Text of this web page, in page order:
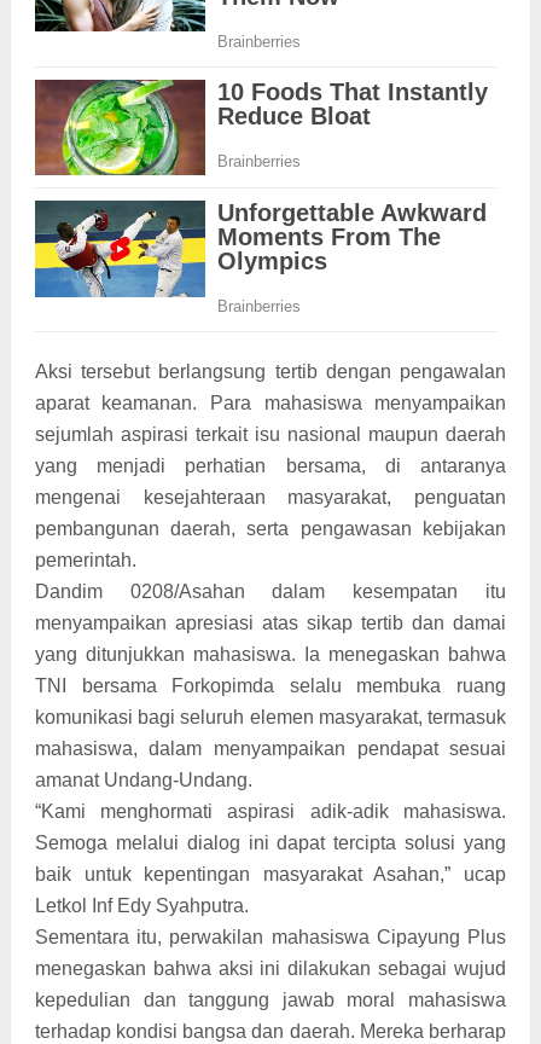
Aksi tersebut berlangsung tertib dengan pengawalan
aparat keamanan. Para mahasiswa menyampaikan
sejumlah aspirasi terkait isu nasional maupun daerah
yang menjadi perhatian bersama, di antaranya
mengenai kesejahteraan masyarakat, penguatan
pembangunan daerah, serta pengawasan kebijakan
pemerintah.
Dandim 0208/Asahan dalam kesempatan itu
menyampaikan apresiasi atas sikap tertib dan damai
yang ditunjukkan mahasiswa. Ia menegaskan bahwa
TNI bersama Forkopimda selalu membuka ruang
komunikasi bagi seluruh elemen masyarakat, termasuk
mahasiswa, dalam menyampaikan pendapat sesuai
amanat Undang-Undang.
“Kami menghormati aspirasi adik-adik mahasiswa.
Semoga melalui dialog ini dapat tercipta solusi yang
baik untuk kepentingan masyarakat Asahan,” ucap
Letkol Inf Edy Syahputra.
Sementara itu, perwakilan mahasiswa Cipayung Plus
menegaskan bahwa aksi ini dilakukan sebagai wujud
kepedulian dan tanggung jawab moral mahasiswa
terhadap kondisi bangsa dan daerah. Mereka berharap